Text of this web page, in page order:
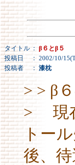
タイトル ： β６とβ５
投稿日
： 2002/10/
投稿者
： 漆枕
> > β
> 現
トー
後、